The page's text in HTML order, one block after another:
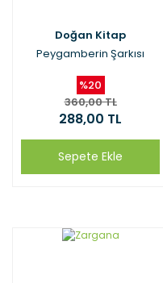
Doğan Kitap
Peygamberin Şarkısı
%20
360,00 TL
288,00 TL
Sepete Ekle